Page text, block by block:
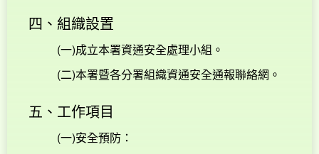
四、組織設置
(一)成立本署資通安全處理小組。
(二)本署暨各分署組織資通安全通報聯絡網。
五、工作項目
(一)安全預防：